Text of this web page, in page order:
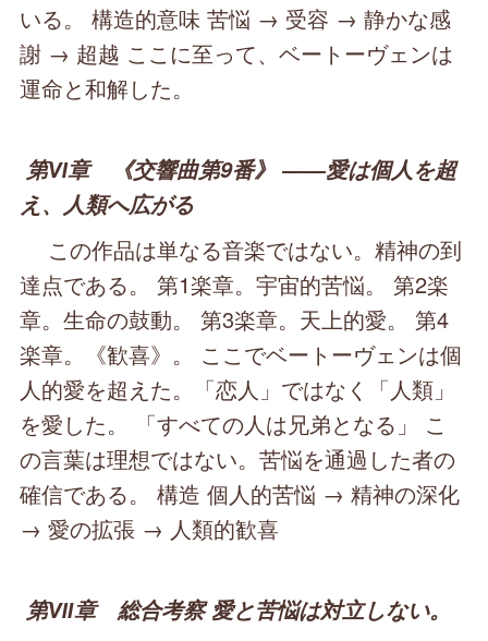
いる。 構造的意味 苦悩 → 受容 → 静かな感
謝 → 超越 ここに至って、ベートーヴェンは
運命と和解した。
第Ⅵ章 《交響曲第9番》 ――愛は個人を超
え、人類へ広がる
この作品は単なる音楽ではない。精神の到
達点である。 第1楽章。宇宙的苦悩。 第2楽
章。生命の鼓動。 第3楽章。天上的愛。 第4
楽章。《歓喜》。 ここでベートーヴェンは個
人的愛を超えた。「恋人」ではなく「人類」
を愛した。 「すべての人は兄弟となる」 こ
の言葉は理想ではない。苦悩を通過した者の
確信である。 構造 個人的苦悩 → 精神の深化
→ 愛の拡張 → 人類的歓喜
第Ⅶ章 総合考察 愛と苦悩は対立しない。